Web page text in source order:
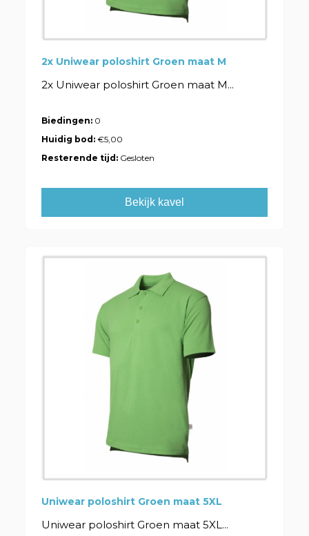
2x Uniwear poloshirt Groen maat M
2x Uniwear poloshirt Groen maat M...
Biedingen: 0
Huidig bod:€5,00
Resterende tijd: Gesloten
Bekijk kavel
Uniwear poloshirt Groen maat 5XL
Uniwear poloshirt Groen maat 5XL...